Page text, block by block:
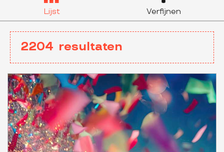
Lijst Verfijnen
2204 resultaten